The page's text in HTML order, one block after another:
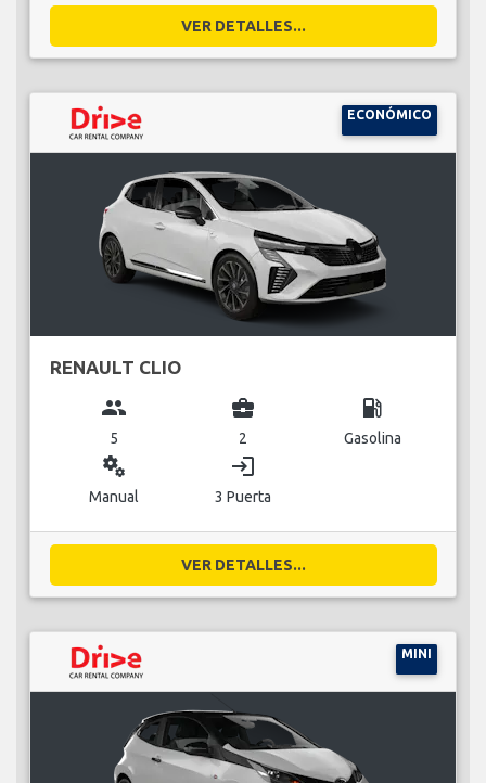
VER DETALLES...
ECONÓMICO
RENAULT CLIO
group
5
business_center
2
local_gas_station
Gasolina
miscellaneous_services
Manual
login
3 Puerta
VER DETALLES...
MINI